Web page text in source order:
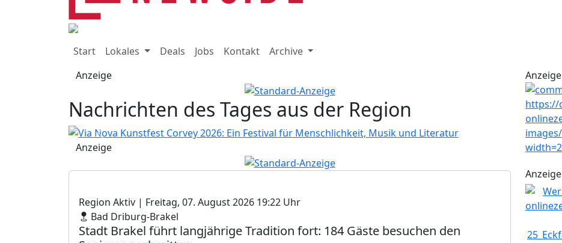
Start Lokales Deals Jobs Kontakt
Archive
Anzeige
Nachrichten des Tages aus der Region
Via Nova Kunstfest Corvey 2026: Ein Festival für
Menschlichkeit, Musik und Literatur
Previous
Anzeige
Region Aktiv | Freitag, 07. August 2026 19:22 Uhr
Bad Driburg-Brakel
Stadt Brakel führt langjährige Tradition fort: 184 Gäste besuchen den
Anzeige
Anzeige